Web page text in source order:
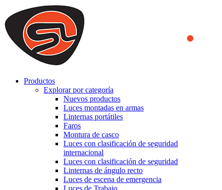
We use cookies to ensure that we provide you the best experience
on our website. By continuing to browse this website, you accept
that cookies are used to help us analyze how the website is used and
to offer you a better experience. To learn more or to find out how
you can disable cookies, you can access our
Productos
Explorar por categoría
Nuevos productos
Luces montadas en armas
Linternas portátiles
Faros
Montura de casco
Luces con clasificación de seguridad
internacional
Luces con clasificación de seguridad
Linternas de ángulo recto
Luces de escena de emergencia
Luces de Trabajo